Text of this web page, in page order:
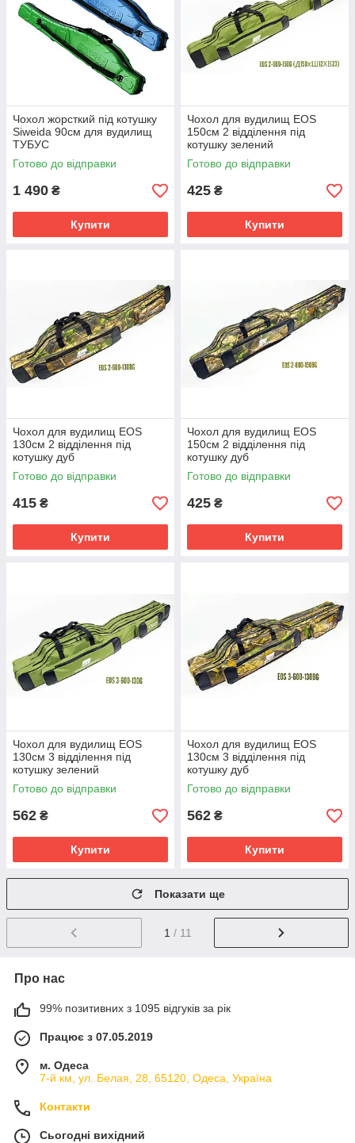
Чохол жорсткий під котушку
Siweida 90см для вудилищ
ТУБУС
Готово до відправки
1 490 ₴
Купити
Чохол для вудилищ EOS
150см 2 відділення під
котушку зелений
Готово до відправки
425 ₴
Купити
Чохол для вудилищ EOS
130см 2 відділення під
котушку дуб
Готово до відправки
415 ₴
Купити
Чохол для вудилищ EOS
150см 2 відділення під
котушку дуб
Готово до відправки
425 ₴
Купити
Чохол для вудилищ EOS
130см 3 відділення під
котушку зелений
Готово до відправки
562 ₴
Купити
Чохол для вудилищ EOS
130см 3 відділення під
котушку дуб
Готово до відправки
562 ₴
Купити
Показати ще
1 / 11
Про нас
99% позитивних з 1095 відгуків за рік
Працює з 07.05.2019
м. Одеса
7-й км, ул. Белая, 28, 65120, Одеса, Україна
Контакти
Сьогодні вихідний